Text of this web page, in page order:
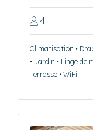
4
Climatisation •
• Jardin • Linge de
Terrasse • WiFi